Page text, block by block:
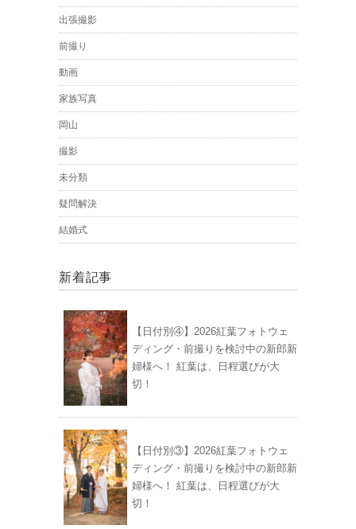
出張撮影
前撮り
動画
家族写真
岡山
撮影
未分類
疑問解決
結婚式
新着記事
【日付別④】2026紅葉フォトウェ
ディング・前撮りを検討中の新郎新
婦様へ！ 紅葉は、日程選びが大
切！
【日付別③】2026紅葉フォトウェ
ディング・前撮りを検討中の新郎新
婦様へ！ 紅葉は、日程選びが大
切！